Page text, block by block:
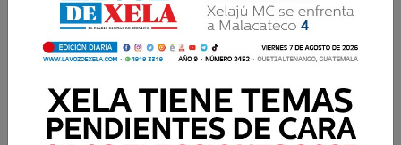
Xeladitos: Un